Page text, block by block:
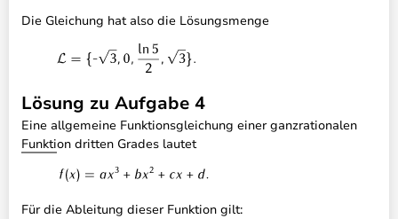
Die Gleichung hat also die Lösungsmenge
Lösung zu Aufgabe 4
Eine allgemeine Funktionsgleichung einer ganzrationalen
Funktion dritten Grades lautet
Für die Ableitung dieser Funktion gilt: